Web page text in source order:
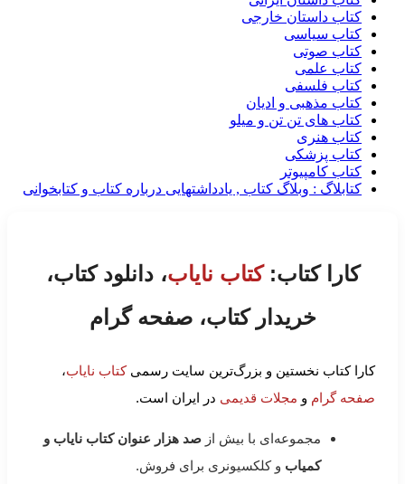
کتاب داستان خارجی
کتاب سیاسی
کتاب صوتی
کتاب علمی
کتاب فلسفی
کتاب مذهبی و ادیان
کتاب های تن تن و میلو
کتاب هنری
کتاب پزشکی
کتاب کامپیوتر
کتابلاگ : وبلاگ کتاب , یادداشتهایی درباره کتاب و کتابخوانی
کارا کتاب:کتاب نایاب، دانلود کتاب،
خریدار کتاب، صفحه گرام
کارا کتاب نخستین و بزرگ‌ترین سایت رسمیکتاب نایاب،
صفحه گرام و مجلات قدیمی در ایران است.
مجموعه‌ای با بیش از صد هزار عنوان کتاب نایاب و
کمیاب و کلکسیونری برای فروش.